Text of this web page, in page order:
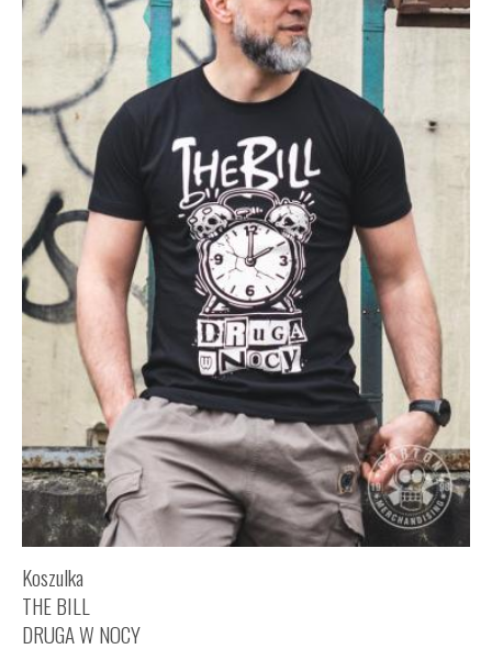
Koszulka
THE BILL
DRUGA W NOCY